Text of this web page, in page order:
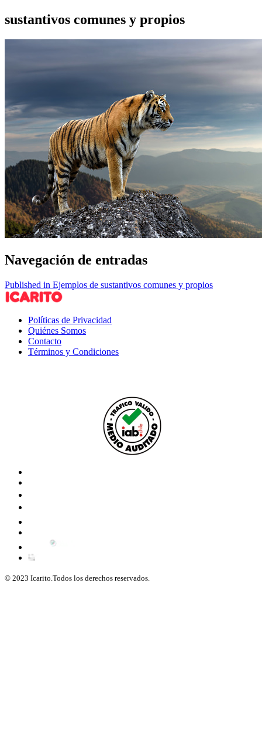
sustantivos comunes y propios
Navegación de entradas
Published in Ejemplos de sustantivos comunes y propios
Políticas de Privacidad
Quiénes Somos
Contacto
Términos y Condiciones
© 2023 Icarito.Todos los derechos reservados.